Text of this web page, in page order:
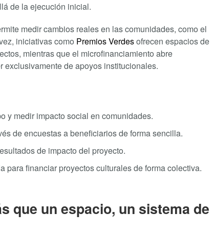
de la ejecución inicial.
medir cambios reales en las comunidades, como el
iniciativas como Premios Verdesofrecen espacios de
mientras que el microfinanciamiento abre
de apoyos institucionales.
y medir impacto social en comunidades.
de encuestas a beneficiarios de forma sencilla.
de impacto del proyecto.
para financiar proyectos culturales de forma colectiva.
que un espacio, un sistema de